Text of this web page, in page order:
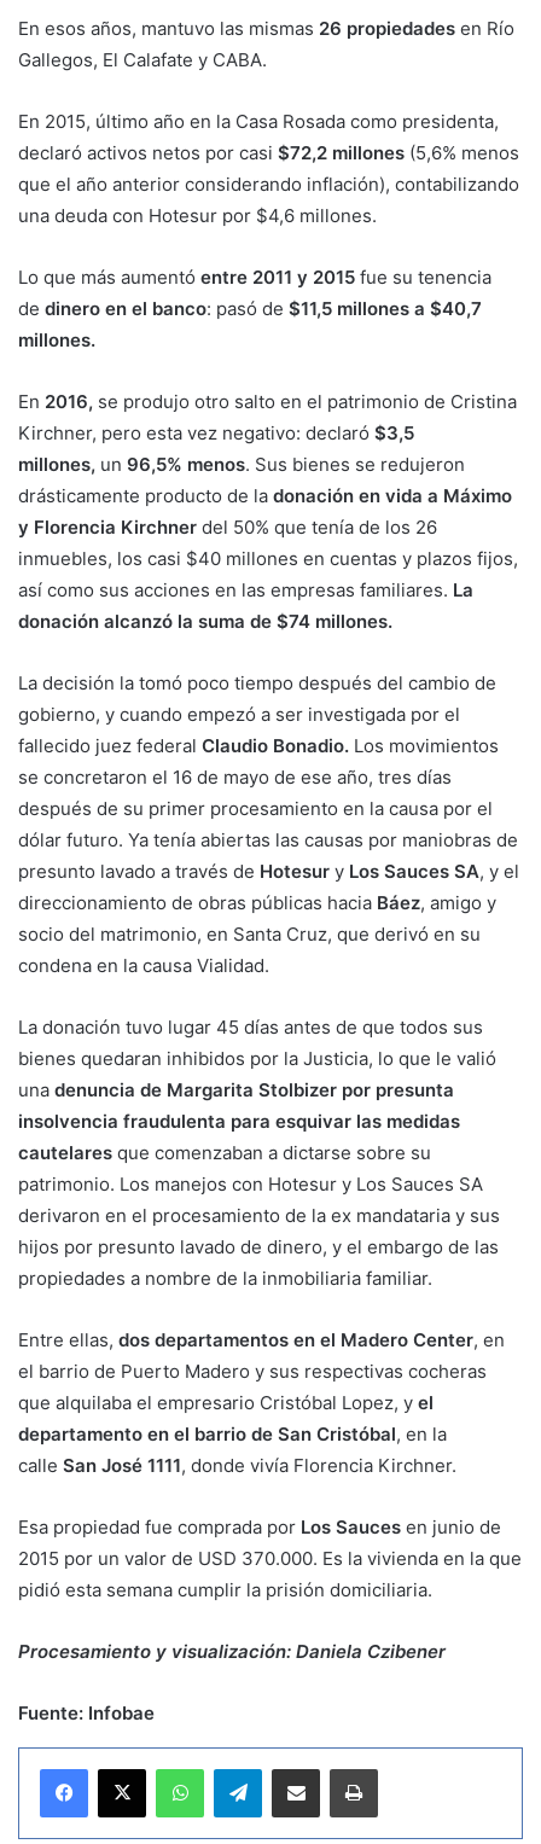
En esos años, mantuvo las mismas 26 propiedades en Río
Gallegos, El Calafate y CABA.
En 2015, último año en la Casa Rosada como presidenta,
declaró activos netos por casi $72,2 millones (5,6% menos
que el año anterior considerando inflación), contabilizando
una deuda con Hotesur por $4,6 millones.
Lo que más aumentó entre 2011 y 2015 fue su tenencia
de dinero en el banco: pasó de $11,5 millones a $40,7
millones.
En 2016, se produjo otro salto en el patrimonio de Cristina
Kirchner, pero esta vez negativo: declaró $3,5
millones, un 96,5% menos. Sus bienes se redujeron
drásticamente producto de la donación en vida a Máximo
y Florencia Kirchner del 50% que tenía de los 26
inmuebles, los casi $40 millones en cuentas y plazos fijos,
así como sus acciones en las empresas familiares. La
donación alcanzó la suma de $74 millones.
La decisión la tomó poco tiempo después del cambio de
gobierno, y cuando empezó a ser investigada por el
fallecido juez federal Claudio Bonadio. Los movimientos
se concretaron el 16 de mayo de ese año, tres días
después de su primer procesamiento en la causa por el
dólar futuro. Ya tenía abiertas las causas por maniobras de
presunto lavado a través de Hotesur y Los Sauces SA, y el
direccionamiento de obras públicas hacia Báez, amigo y
socio del matrimonio, en Santa Cruz, que derivó en su
condena en la causa Vialidad.
La donación tuvo lugar 45 días antes de que todos sus
bienes quedaran inhibidos por la Justicia, lo que le valió
una denuncia de Margarita Stolbizer por presunta
insolvencia fraudulenta para esquivar las medidas
cautelares que comenzaban a dictarse sobre su
patrimonio. Los manejos con Hotesur y Los Sauces SA
derivaron en el procesamiento de la ex mandataria y sus
hijos por presunto lavado de dinero, y el embargo de las
propiedades a nombre de la inmobiliaria familiar.
Entre ellas, dos departamentos en el Madero Center, en
el barrio de Puerto Madero y sus respectivas cocheras
que alquilaba el empresario Cristóbal Lopez, y el
departamento en el barrio de San Cristóbal, en la
calle San José 1111, donde vivía Florencia Kirchner.
Esa propiedad fue comprada por Los Sauces en junio de
2015 por un valor de USD 370.000. Es la vivienda en la que
pidió esta semana cumplir la prisión domiciliaria.
Procesamiento y visualización: Daniela Czibener
Fuente: Infobae
Telegram